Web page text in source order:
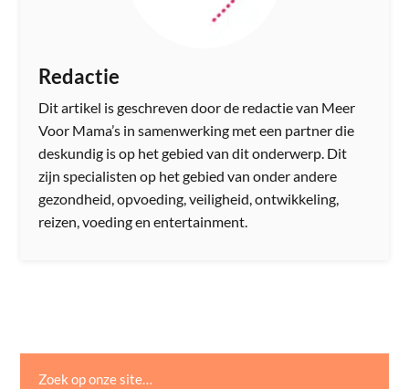
Redactie
Dit artikel is geschreven door de redactie van Meer
Voor Mama’s in samenwerking met een partner die
deskundig is op het gebied van dit onderwerp. Dit
zijn specialisten op het gebied van onder andere
gezondheid, opvoeding, veiligheid, ontwikkeling,
reizen, voeding en entertainment.
Zoek op onze site…